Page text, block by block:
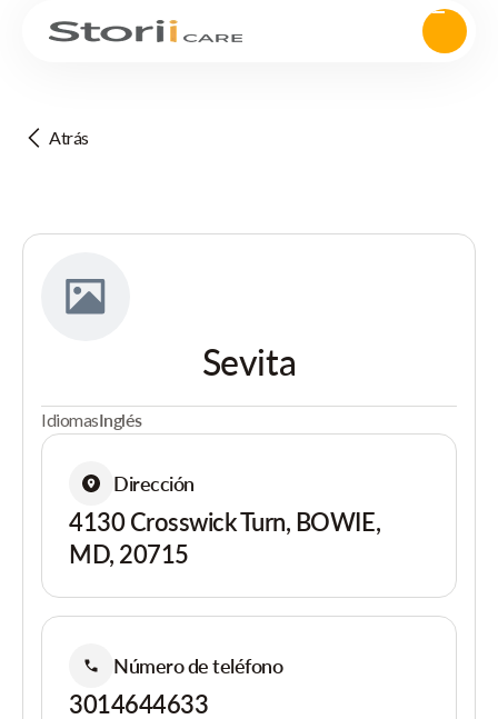
Atrás
Sevita
IdiomasInglés
Dirección
4130 Crosswick Turn, BOWIE,
MD, 20715
Número de teléfono
3014644633